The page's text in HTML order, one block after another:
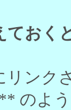
ておく
リンク
のよ